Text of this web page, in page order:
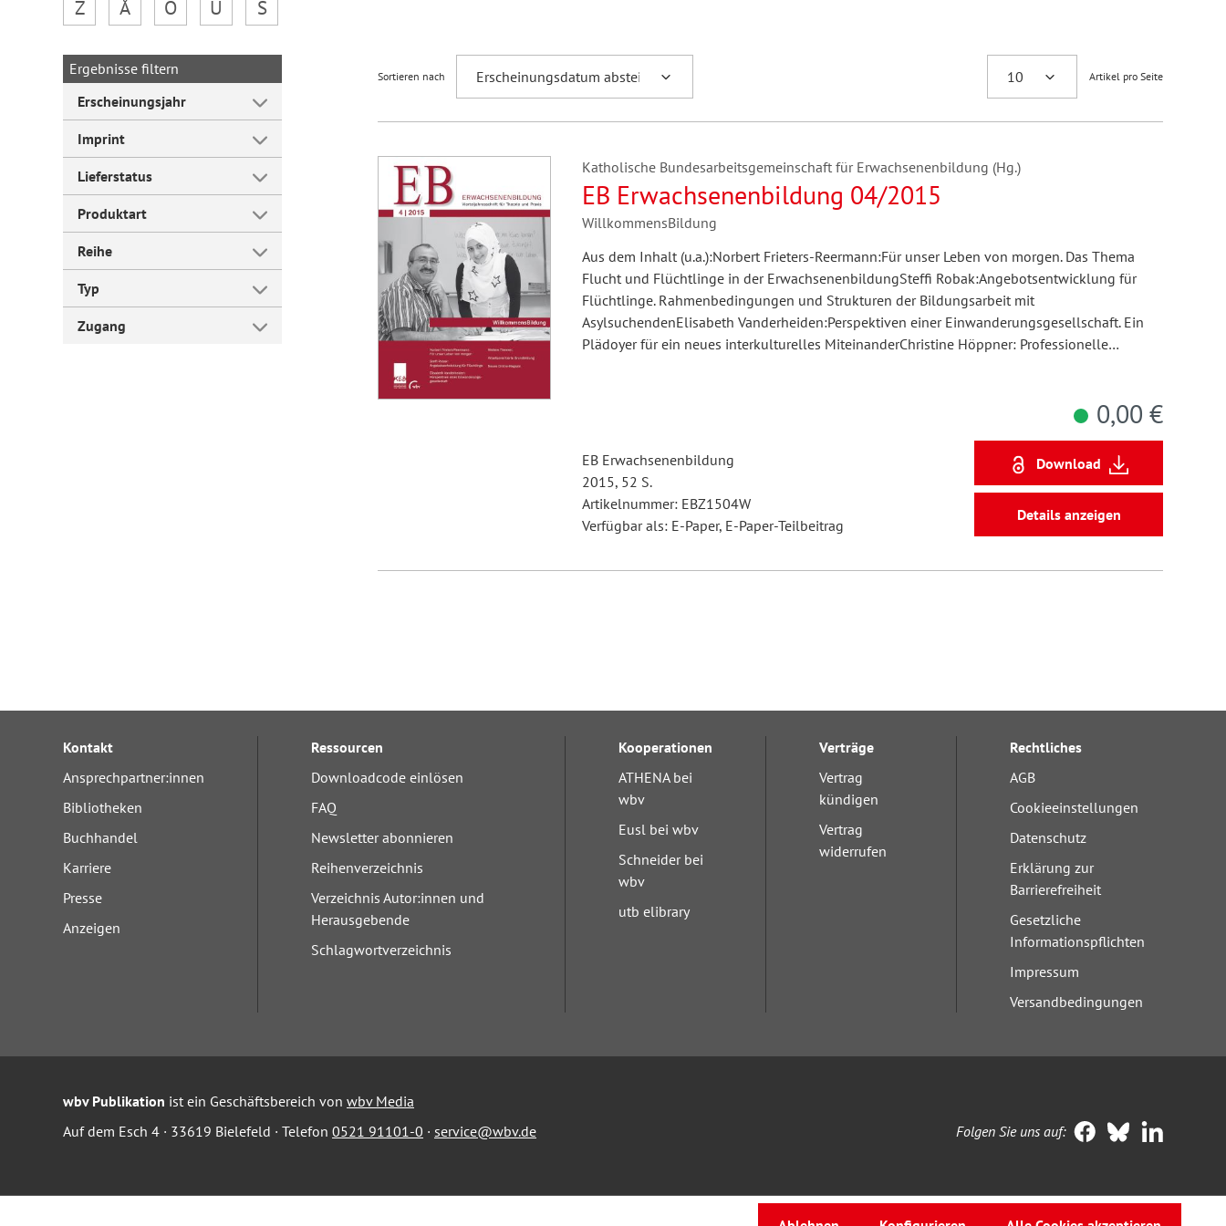
Forum Arbeitslehre
Z
Å Ö Ü Š
Ergebnisse filtern
Erscheinungsjahr
Imprint
Lieferstatus
Produktart
Reihe
Typ
Zugang
Sortieren nach Artikel pro Seite
Katholische Bundesarbeitsgemeinschaft für Erwachsenenbildung (Hg.)
EB Erwachsenenbildung 04/2015
WillkommensBildung
Aus dem Inhalt (u.a.):Norbert Frieters-Reermann:Für unser Leben von morgen. Das Thema
Flucht und Flüchtlinge in der ErwachsenenbildungSteffi Robak:Angebotsentwicklung für
Flüchtlinge. Rahmenbedingungen und Strukturen der Bildungsarbeit mit
AsylsuchendenElisabeth Vanderheiden:Perspektiven einer Einwanderungsgesellschaft. Ein
Plädoyer für ein neues interkulturelles MiteinanderChristine Höppner: Professionelle…
EB Erwachsenenbildung
2015, 52 S.
Artikelnummer: EBZ1504W
Verfügbar als: E-Paper, E-Paper-Teilbeitrag
0,00 €
Download
Details anzeigen
Kontakt
Ansprechpartner:innen
Bibliotheken
Buchhandel
Karriere
Presse
Anzeigen
Ressourcen
Downloadcode einlösen
FAQ
Newsletter abonnieren
Reihenverzeichnis
Verzeichnis Autor:innen und
Herausgebende
Schlagwortverzeichnis
Kooperationen
ATHENA bei
wbv
Eusl bei wbv
Schneider bei
wbv
utb elibrary
Verträge
Vertrag
kündigen
Vertrag
widerrufen
Rechtliches
AGB
Cookieeinstellungen
Datenschutz
Erklärung zur
Barrierefreiheit
Gesetzliche
Informationspflichten
Impressum
Versandbedingungen
wbv Publikation ist ein Geschäftsbereich von wbv Media
Auf dem Esch 4 · 33619 Bielefeld · Telefon 0521 91101-0 · service@wbv.de Folgen Sie uns auf: